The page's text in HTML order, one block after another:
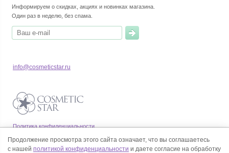
Информируем о скидках, акциях и новинках магазина.
Один раз в неделю, без спама.
Политика конфиденциальности
Согласие на обработку персональных данных
info@cosmeticstar.ru
Продолжение просмотра этого сайта означает, что вы соглашаетесь
с нашей политикой конфиденциальности и даете согласие на обработку